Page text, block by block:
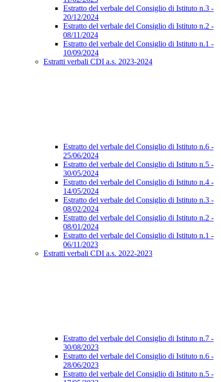
Estratto del verbale del Consiglio di Istituto n.3 -
20/12/2024
Estratto del verbale del Consiglio di Istituto n.2 -
08/11/2024
Estratto del verbale del Consiglio di Istituto n.1 -
10/09/2024
Estratti verbali CDI a.s. 2023-2024
Estratto del verbale del Consiglio di Istituto n.6 -
25/06/2024
Estratto del verbale del Consiglio di Istituto n.5 -
30/05/2024
Estratto del verbale del Consiglio di Istituto n.4 -
14/05/2024
Estratto del verbale del Consiglio di Istituto n.3 -
08/02/2024
Estratto del verbale del Consiglio di Istituto n.2 -
08/01/2024
Estratto del verbale del Consiglio di Istituto n.1 -
06/11/2023
Estratti verbali CDI a.s. 2022-2023
Estratto del verbale del Consiglio di Istituto n.7 -
30/08/2023
Estratto del verbale del Consiglio di Istituto n.6 -
28/06/2023
Estratto del verbale del Consiglio di Istituto n.5 -